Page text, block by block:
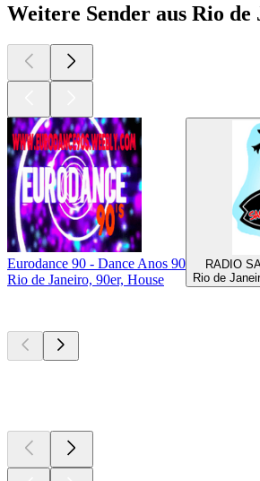
Weitere Sender aus Rio de
Eurodance 90 - Dance Anos 90
Rio de Janeiro, 90er, House
RADIO
Rio de